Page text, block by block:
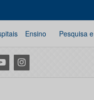
Ensino Pesquisa
Instagram